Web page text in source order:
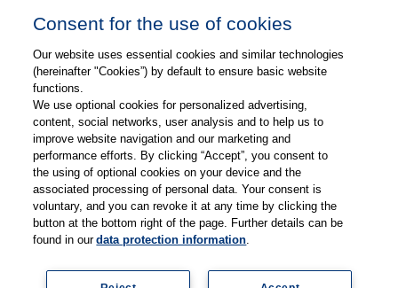
Karriere
Kontakt
Web-Semniare
Anwenderberichte
Partner
Consent for the use of cookies
Our website uses essential cookies and similar technologies
(hereinafter "Cookies”) by default to ensure basic website
functions.
We use optional cookies for personalized advertising,
content, social networks, user analysis and to help us to
improve website navigation and our marketing and
performance efforts. By clicking “Accept”, you consent to
the using of optional cookies on your device and the
associated processing of personal data. Your consent is
voluntary, and you can revoke it at any time by clicking the
button at the bottom right of the page. Further details can be
found in ourdata protection information.